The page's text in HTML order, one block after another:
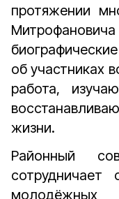
протяжении
об участниках
работа,
жизни.
Районный
сотрудничает
молодёжных